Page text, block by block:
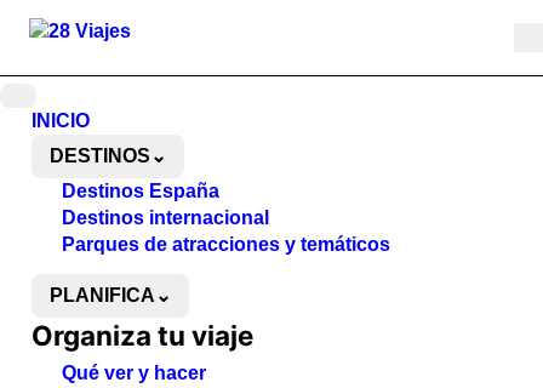
INICIO
DESTINOS ⌄
Destinos España
Destinos internacional
Parques de atracciones y temáticos
PLANIFICA ⌄
Organiza tu viaje
Qué ver y hacer